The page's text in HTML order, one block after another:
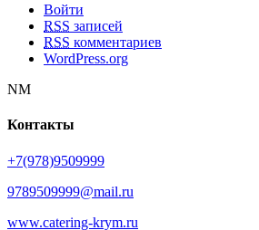
Войти
RSS записей
RSS комментариев
WordPress.org
NM
Контакты
+7(978)9509999
9789509999@mail.ru
www.catering-krym.ru